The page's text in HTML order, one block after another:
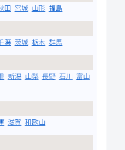
田 宮城 山形 福島
葉 茨城 栃木 群馬
新潟 山梨 長野 石川 富山
滋賀 和歌山